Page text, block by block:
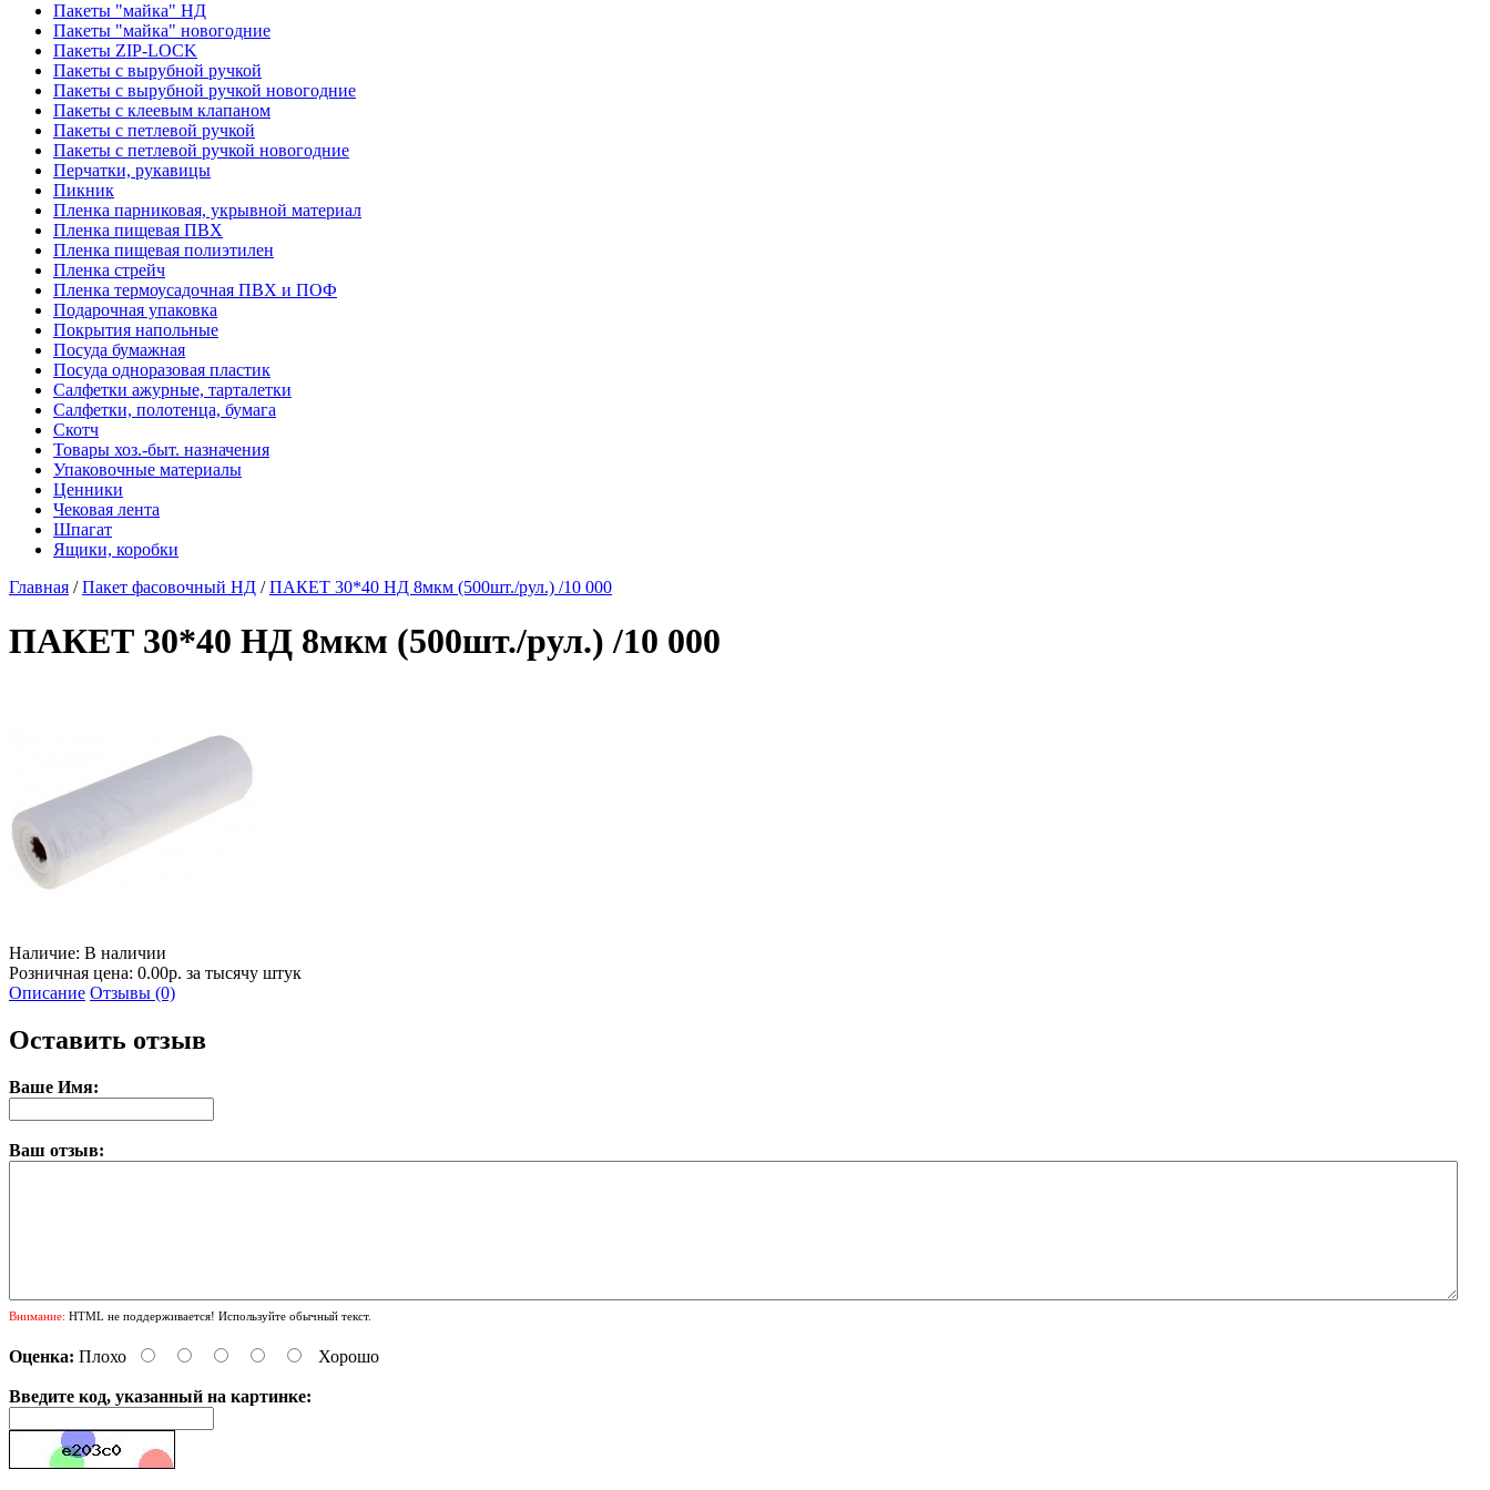
Пакеты "майка" НД
Пакеты "майка" новогодние
Пакеты ZIP-LOCK
Пакеты с вырубной ручкой
Пакеты с вырубной ручкой новогодние
Пакеты с клеевым клапаном
Пакеты с петлевой ручкой
Пакеты с петлевой ручкой новогодние
Перчатки, рукавицы
Пикник
Пленка парниковая, укрывной материал
Пленка пищевая ПВХ
Пленка пищевая полиэтилен
Пленка стрейч
Пленка термоусадочная ПВХ и ПОФ
Подарочная упаковка
Покрытия напольные
Посуда бумажная
Посуда одноразовая пластик
Салфетки ажурные, тарталетки
Салфетки, полотенца, бумага
Скотч
Товары хоз.-быт. назначения
Упаковочные материалы
Ценники
Чековая лента
Шпагат
Ящики, коробки
Главная /Пакет фасовочный НД /ПАКЕТ 30*40 НД 8мкм (500шт./рул.) /10 000
ПАКЕТ 30*40 НД 8мкм (500шт./рул.) /10 000
Наличие: В наличии
Розничная цена: 0.00р. за тысячу штук
Описание Отзывы (0)
Оставить отзыв
Ваше Имя:
Ваш отзыв:
Внимание: HTML не поддерживается! Используйте обычный текст.
Оценка: Плохо Хорошо
Введите код, указанный на картинке: